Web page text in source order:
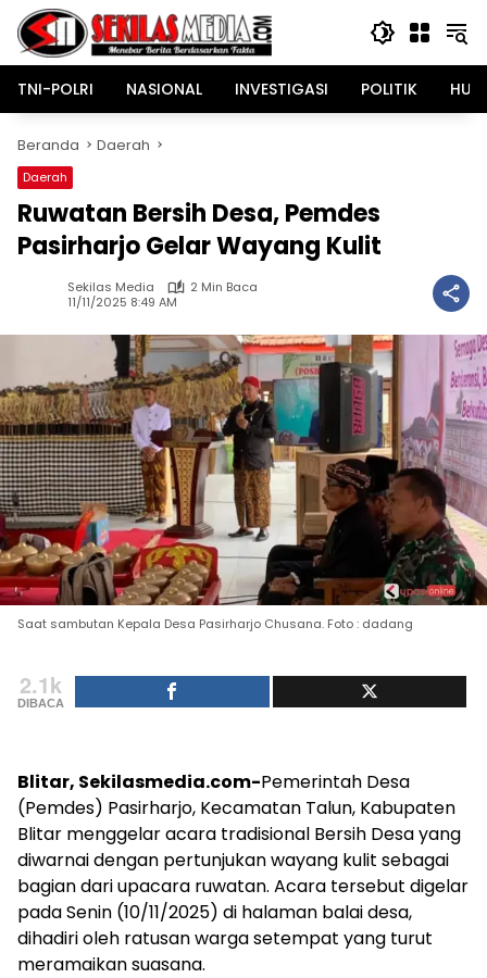
Langsung
konten
TNI-POLRI
NASIONAL INVESTIGASI POLITIK
Beranda Daerah
Daerah
Ruwatan Bersih Desa, Pemdes
Pasirharjo Gelar Wayang Kulit
Sekilas Media
2 Min Baca
11/11/2025 8:49 AM
Saat sambutan Kepala Desa Pasirharjo Chusana. Foto : dadang
2.1k
DIBACA
Blitar, Sekilasmedia.com-Pemerintah Desa
(Pemdes) Pasirharjo, Kecamatan Talun, Kabupaten
Blitar menggelar acara tradisional Bersih Desa yang
diwarnai dengan pertunjukan wayang kulit sebagai
bagian dari upacara ruwatan. Acara tersebut digelar
pada Senin (10/11/2025) di halaman balai desa,
dihadiri oleh ratusan warga setempat yang turut
meramaikan suasana.